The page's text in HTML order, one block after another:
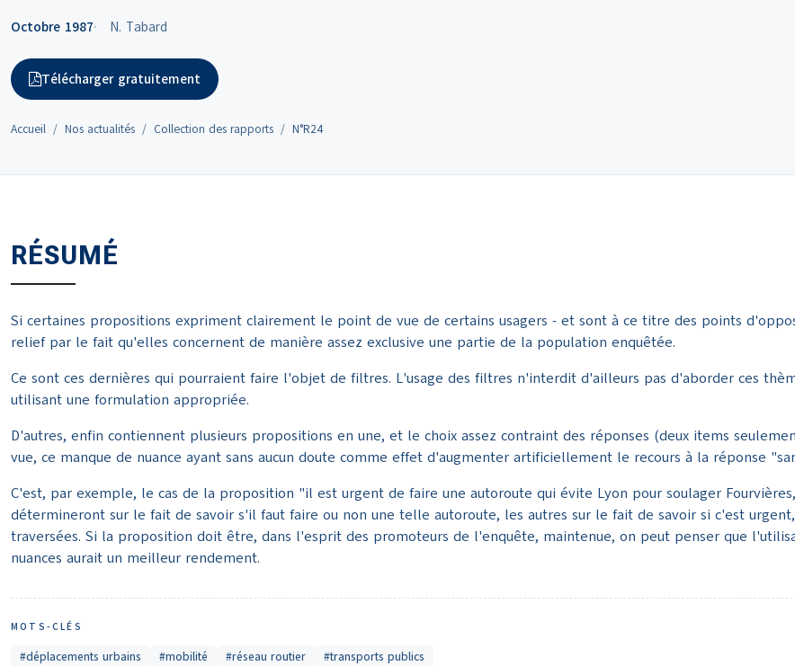
Octobre 1987 N. Tabard
Télécharger gratuitement
Accueil Nos actualités Collection des rapports N°R24
RÉSUMÉ
Si certaines propositions expriment clairement le point de vue de certains usagers - et sont à ce titre des points
relief par le fait qu'elles concernent de manière assez exclusive une partie de la population enquêtée.
Ce sont ces dernières qui pourraient faire l'objet de filtres. L'usage des filtres n'interdit d'ailleurs pas d'aborder ces
utilisant une formulation appropriée.
D'autres, enfin contiennent plusieurs propositions en une, et le choix assez contraint des réponses (deux items
vue, ce manque de nuance ayant sans aucun doute comme effet d'augmenter artificiellement le recours à la réponse
C'est, par exemple, le cas de la proposition "il est urgent de faire une autoroute qui évite Lyon pour soulager
détermineront sur le fait de savoir s'il faut faire ou non une telle autoroute, les autres sur le fait de savoir si c'est
traversées. Si la proposition doit être, dans l'esprit des promoteurs de l'enquête, maintenue, on peut penser que
nuances aurait un meilleur rendement.
MOTS-CLÉS
#déplacements urbains #mobilité #réseau routier #transports publics